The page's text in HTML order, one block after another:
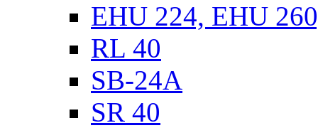
EHU 224, EHU
RL 40
SB-24A
SR 40